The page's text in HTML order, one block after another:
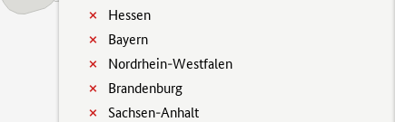
Hessen
Bayern
Nordrhein-Westfalen
Brandenburg
Sachsen-Anhalt